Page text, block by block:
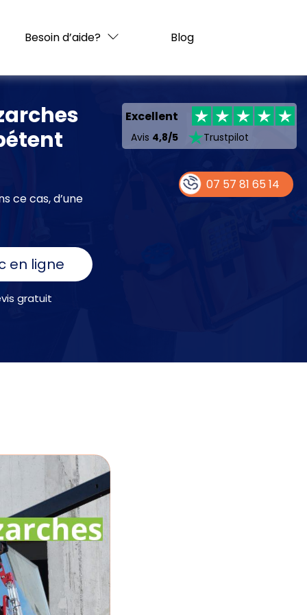
Besoin d’aide? Blog
ce cas, d’une
en ligne
gratuit
Excellent
Avis 4,8/5 Trustpilot
07 57 81 65 14